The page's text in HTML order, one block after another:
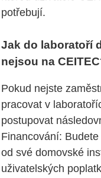
potřebují.
Jak do laboratoří
nejsou na
Pokud nejste
pracovat v
postupovat
Financování:
od své domovské
uživatelských